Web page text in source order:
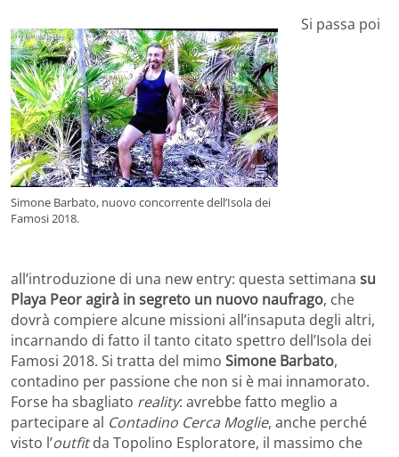
Simone Barbato, nuovo concorrente dell’Isola dei
Famosi 2018.
Si passa poi
all’introduzione di una new entry: questa settimana su
Playa Peor agirà in segreto un nuovo naufrago, che
dovrà compiere alcune missioni all’insaputa degli altri,
incarnando di fatto il tanto citato spettro dell’Isola dei
Famosi 2018. Si tratta del mimo Simone Barbato,
contadino per passione che non si è mai innamorato.
Forse ha sbagliato reality: avrebbe fatto meglio a
partecipare al Contadino Cerca Moglie, anche perché
visto l’outfitda Topolino Esploratore, il massimo che